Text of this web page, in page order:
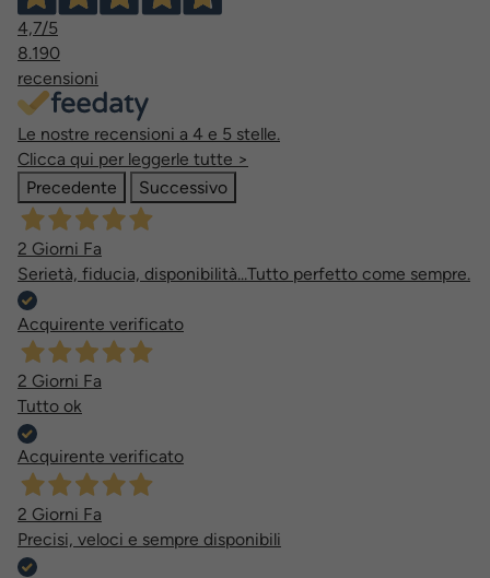
4,7/5
8.190
recensioni
Le nostre recensioni a 4 e 5 stelle.
Clicca qui per leggerle tutte >
Precedente
Successivo
2 Giorni Fa
Serietà, fiducia, disponibilità...Tutto perfetto come sempre.
Acquirente verificato
2 Giorni Fa
Tutto ok
Acquirente verificato
2 Giorni Fa
Precisi, veloci e sempre disponibili